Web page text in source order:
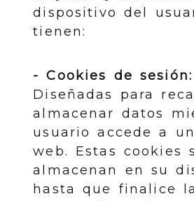
dispositivo del
tienen:
- Cookies de sesión:
Diseñadas para
almacenar datos
usuario accede a
web. Estas cookies
almacenan en su
hasta que finalice